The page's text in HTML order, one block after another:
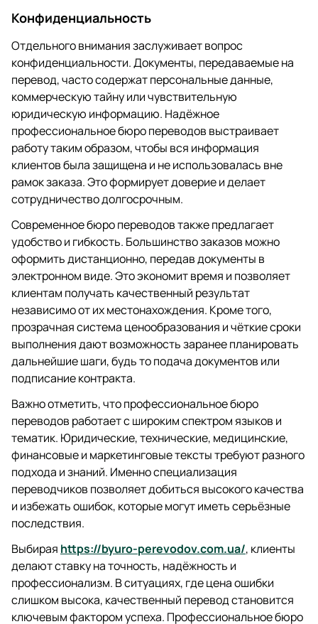
Конфиденциальность
Отдельного внимания заслуживает вопрос
конфиденциальности. Документы, передаваемые на
перевод, часто содержат персональные данные,
коммерческую тайну или чувствительную
юридическую информацию. Надёжное
профессиональное бюро переводов выстраивает
работу таким образом, чтобы вся информация
клиентов была защищена и не использовалась вне
рамок заказа. Это формирует доверие и делает
сотрудничество долгосрочным.
Современное бюро переводов также предлагает
удобство и гибкость. Большинство заказов можно
оформить дистанционно, передав документы в
электронном виде. Это экономит время и позволяет
клиентам получать качественный результат
независимо от их местонахождения. Кроме того,
прозрачная система ценообразования и чёткие сроки
выполнения дают возможность заранее планировать
дальнейшие шаги, будь то подача документов или
подписание контракта.
Важно отметить, что профессиональное бюро
переводов работает с широким спектром языков и
тематик. Юридические, технические, медицинские,
финансовые и маркетинговые тексты требуют разного
подхода и знаний. Именно специализация
переводчиков позволяет добиться высокого качества
и избежать ошибок, которые могут иметь серьёзные
последствия.
Выбирая https://byuro-perevodov.com.ua/, клиенты
делают ставку на точность, надёжность и
профессионализм. В ситуациях, где цена ошибки
слишком высока, качественный перевод становится
ключевым фактором успеха. Профессиональное бюро